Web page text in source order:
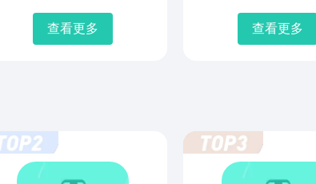
查看更多 查看更多